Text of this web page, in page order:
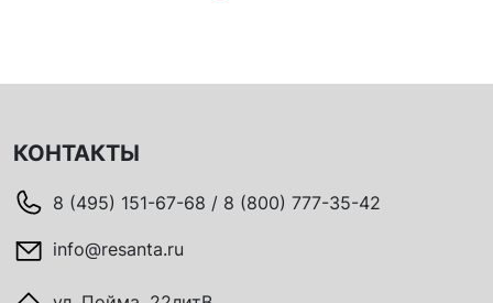
КОНТАКТЫ
8 (495) 151-67-68 / 8 (800) 777-35-42
info@resanta.ru